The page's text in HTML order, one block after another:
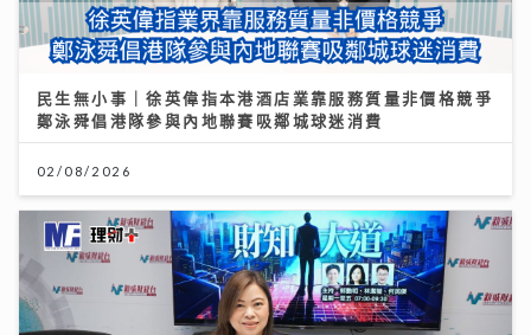
民生無小事｜徐英偉指本港酒店業靠服務質量非價格競爭
鄭泳舜倡港隊參與內地聯賽吸鄰城球迷消費
02/08/2026